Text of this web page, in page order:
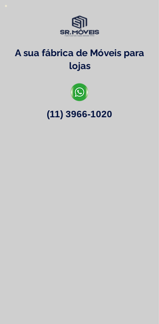
A sua fábrica de Móveis para
lojas
(11) 3966-1020